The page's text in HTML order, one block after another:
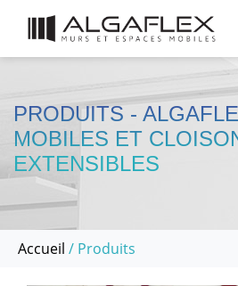
BIM
BASE
CONTACT
SAV ET RÉEMPLOI
PRODUITS -
MOBILES ET
EXTENSIBLES
Accueil / Produits